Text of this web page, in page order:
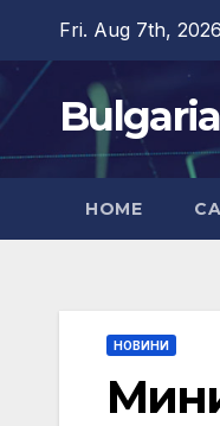
content
Fri. Aug 7th, 2026
HOME
НОВИНИ